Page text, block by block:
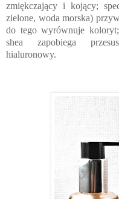
zmiękczający i kojący;
zielone, woda morska)
do tego wyrównuje
shea zapobiega
hialuronowy.